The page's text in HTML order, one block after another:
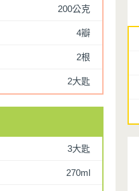
200公克
4瓣
2根
2大匙
3大匙
270ml